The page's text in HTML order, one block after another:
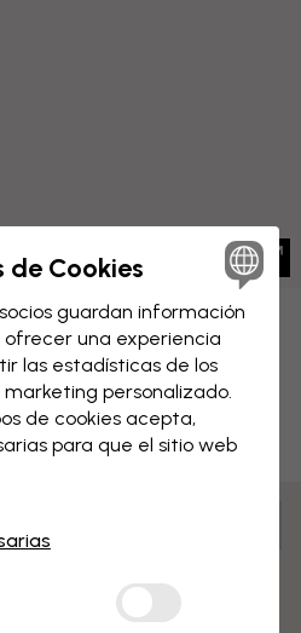
Guardar
la decoloración
de Cookies
guardan información
ofrecer una experiencia
las estadísticas de los
personalizado.
de cookies acepta,
para que el sitio web